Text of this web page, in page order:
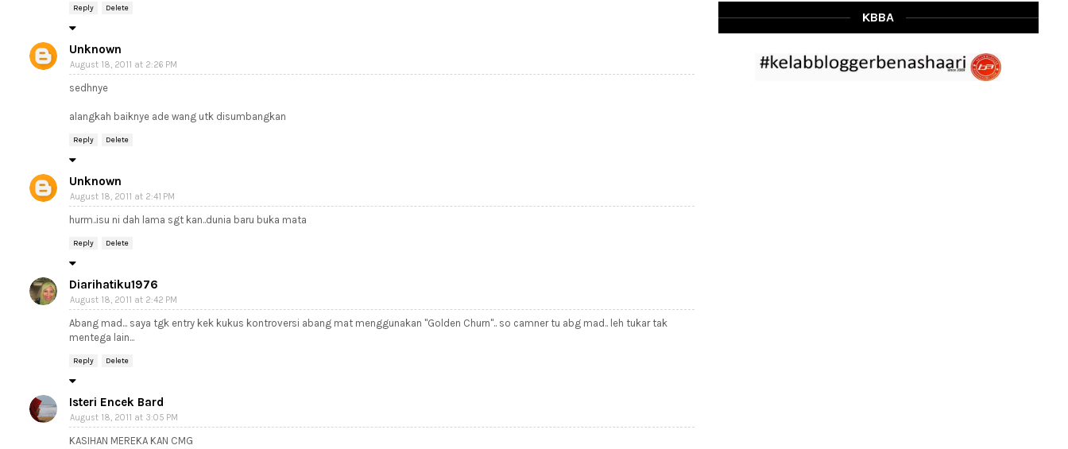
Reply Delete
Unknown
August 18, 2011 at 2:26 PM
sedhnye
alangkah baiknye ade wang utk disumbangkan
Reply Delete
Unknown
August 18, 2011 at 2:41 PM
hurm..isu ni dah lama sgt kan..dunia baru buka mata
Reply Delete
Diarihatiku1976
August 18, 2011 at 2:42 PM
Abang mad... saya tgk entry kek kukus kontroversi abang mat menggunakan "Golden Churn".. so camner tu abg mad.. leh tukar tak
mentega lain...
Reply Delete
Isteri Encek Bard
August 18, 2011 at 3:05 PM
KASIHAN MEREKA KAN CMG
RESIPI BAMIA KAMBING
Assalammualaikum, salam Ahad semua. Dah beberapa hari cuaca
asyik hujan saja di... read more
KBBA